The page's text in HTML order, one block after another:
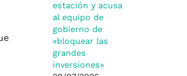
estación y acusa
al equipo de
gobierno de
«bloquear las
grandes
inversiones»